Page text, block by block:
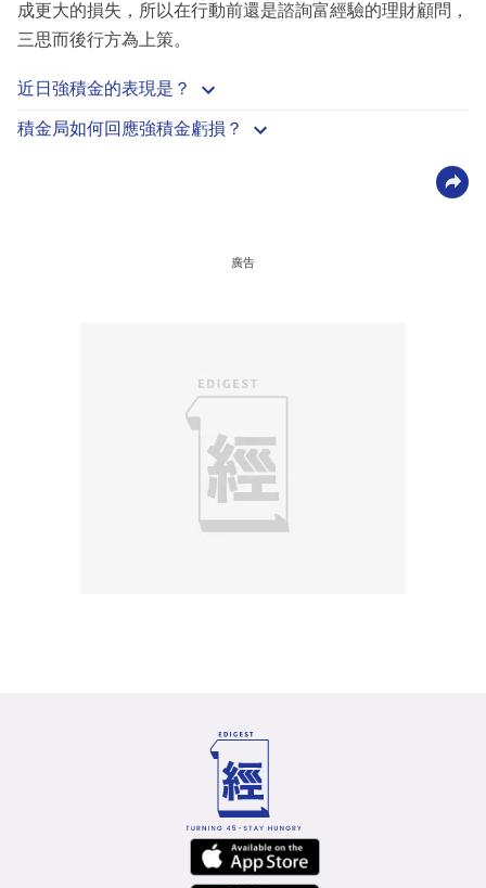
成更大的損失，所以在行動前還是諮詢富經驗的理財顧問，
三思而後行方為上策。
近日強積金的表現是？
積金局如何回應強積金虧損？
廣告